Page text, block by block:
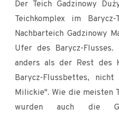
Der Teich Gadzinowy
Teichkomplex im
Nachbarteich Gadzinowy
Ufer des Barycz-Flusses.
anders als der Rest des
Barycz-Flussbettes,
Milickie". Wie die meisten
wurden auch die